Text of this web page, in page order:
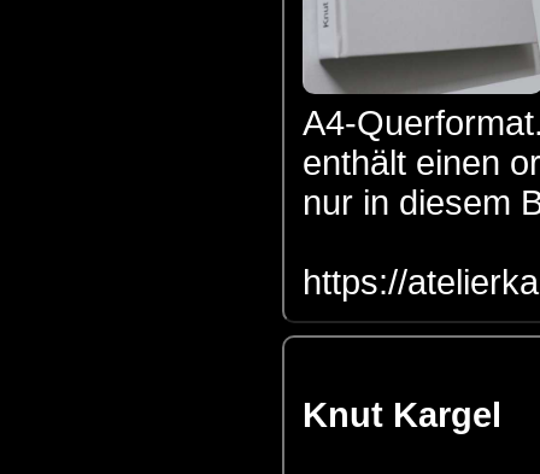
A4-
enthält einen
nur in diesem
https://
Knut Kargel